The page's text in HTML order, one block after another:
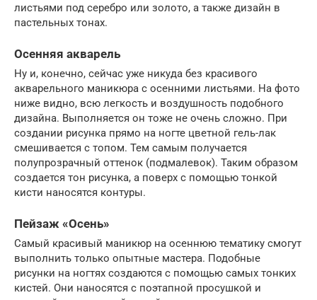
листьями под серебро или золото, а также дизайн в
пастельных тонах.
Осенняя акварель
Ну и, конечно, сейчас уже никуда без красивого
акварельного маникюра с осенними листьями. На фото
ниже видно, всю легкость и воздушность подобного
дизайна. Выполняется он тоже не очень сложно. При
создании рисунка прямо на ногте цветной гель-лак
смешивается с топом. Тем самым получается
полупрозрачный оттенок (подмалевок). Таким образом
создается тон рисунка, а поверх с помощью тонкой
кисти наносятся контуры.
Пейзаж «Осень»
Самый красивый маникюр на осеннюю тематику смогут
выполнить только опытные мастера. Подобные
рисунки на ногтях создаются с помощью самых тонких
кистей. Они наносятся с поэтапной просушкой и